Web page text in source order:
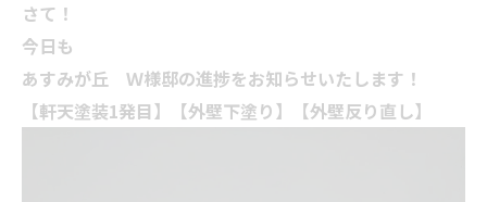
さて！
今日も
あすみが丘 Ｗ様邸の進捗をお知らせいたします！
【軒天塗装1発目】【外壁下塗り】【外壁反り直し】